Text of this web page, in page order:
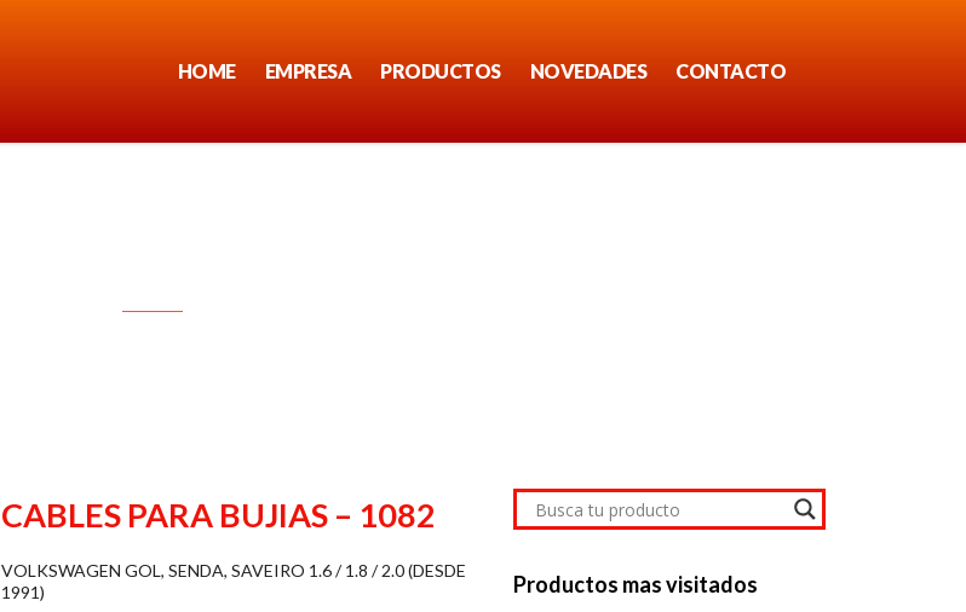
HOME EMPRESA PRODUCTOS NOVEDADES CONTACTO
CABLES PARA BUJIAS – 1082
VOLKSWAGEN GOL, SENDA, SAVEIRO 1.6 / 1.8 / 2.0 (DESDE
1991)
Productos mas visitados